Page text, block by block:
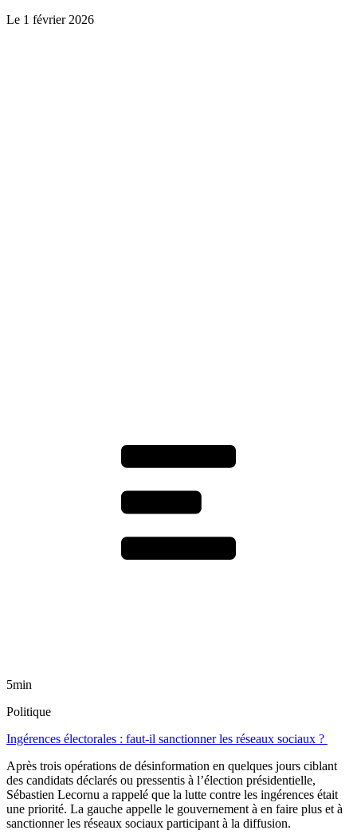
Le 1 février 2026
5min
Politique
Ingérences électorales : faut-il sanctionner les réseaux sociaux ?
Après trois opérations de désinformation en quelques jours ciblant
des candidats déclarés ou pressentis à l’élection présidentielle,
Sébastien Lecornu a rappelé que la lutte contre les ingérences était
une priorité. La gauche appelle le gouvernement à en faire plus et à
sanctionner les réseaux sociaux participant à la diffusion.